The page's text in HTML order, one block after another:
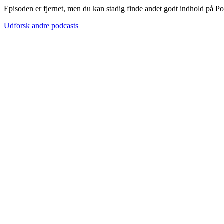
Episoden er fjernet, men du kan stadig finde andet godt indhold på
Udforsk andre podcasts